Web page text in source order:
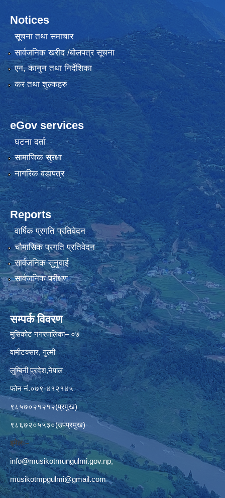
Notices
सूचना तथा समाचार
सार्वजनिक खरीद /बोलपत्र सूचना
एन, कानुन तथा निर्देशिका
कर तथा शुल्कहरु
eGov services
घटना दर्ता
सामाजिक सुरक्षा
नागरिक वडापत्र
Reports
वार्षिक प्रगति प्रतिवेदन
चौमासिक प्रगति प्रतिवेदन
सार्वजनिक सुनुवाई
सार्वजनिक परीक्षण
सम्पर्क विवरण
मुसिकोट नगरपालिका– ०७
वामीटक्सार, गुल्मी
लुम्बिनी प्रदेश,नेपाल
फोन नं.०७९-४१२१४५
९८५७०२१२१२(प्रमुख)
९८६७२०५५३०(उपप्रमुख)
इमेलः–
info@musikotmungulmi.gov.np,
musikotmpgulmi@gmail.com